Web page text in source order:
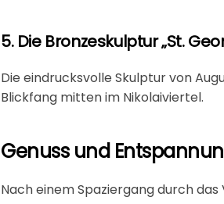
5. Die Bronzeskulptur „St.
Die eindrucksvolle Skulptur von
Blickfang mitten im Nikolaiviertel.
Genuss und
Nach einem Spaziergang durch